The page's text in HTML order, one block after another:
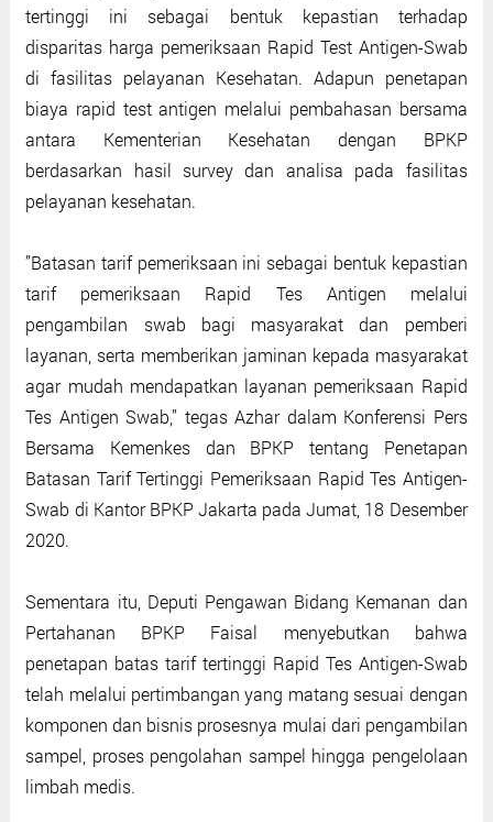
tertinggi ini sebagai bentuk kepastian terhadap
disparitas harga pemeriksaan Rapid Test Antigen-Swab
di fasilitas pelayanan Kesehatan. Adapun penetapan
biaya rapid test antigen melalui pembahasan bersama
antara Kementerian Kesehatan dengan BPKP
berdasarkan hasil survey dan analisa pada fasilitas
pelayanan kesehatan.
’’Batasan tarif pemeriksaan ini sebagai bentuk kepastian
tarif pemeriksaan Rapid Tes Antigen melalui
pengambilan swab bagi masyarakat dan pemberi
layanan, serta memberikan jaminan kepada masyarakat
agar mudah mendapatkan layanan pemeriksaan Rapid
Tes Antigen Swab,’’ tegas Azhar dalam Konferensi Pers
Bersama Kemenkes dan BPKP tentang Penetapan
Batasan Tarif Tertinggi Pemeriksaan Rapid Tes Antigen-
Swab di Kantor BPKP Jakarta pada Jumat, 18 Desember
2020.
Sementara itu, Deputi Pengawan Bidang Kemanan dan
Pertahanan BPKP Faisal menyebutkan bahwa
penetapan batas tarif tertinggi Rapid Tes Antigen-Swab
telah melalui pertimbangan yang matang sesuai dengan
komponen dan bisnis prosesnya mulai dari pengambilan
sampel, proses pengolahan sampel hingga pengelolaan
limbah medis.